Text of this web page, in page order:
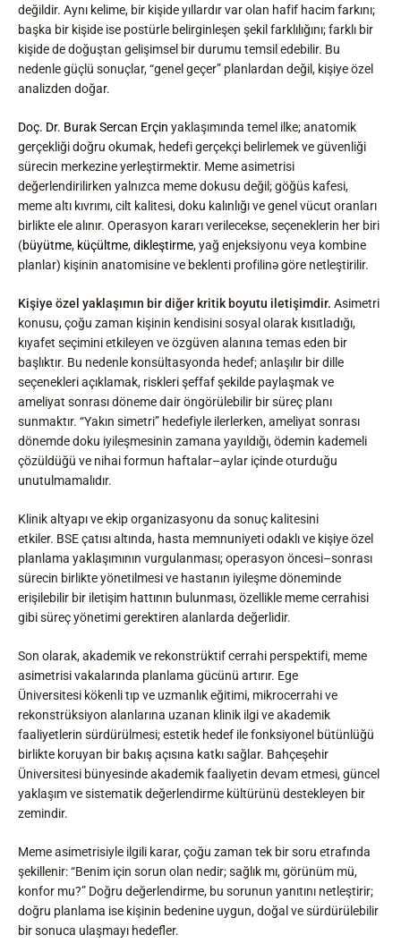
değildir. Aynı kelime, bir kişide yıllardır var olan hafif hacim farkını;
başka bir kişide ise postürle belirginleşen şekil farklılığını; farklı bir
kişide de doğuştan gelişimsel bir durumu temsil edebilir. Bu
nedenle güçlü sonuçlar, “genel geçer” planlardan değil, kişiye özel
analizden doğar.
Doç. Dr. Burak Sercan Erçin yaklaşımında temel ilke; anatomik
gerçekliği doğru okumak, hedefi gerçekçi belirlemek ve güvenliği
sürecin merkezine yerleştirmektir. Meme asimetrisi
değerlendirilirken yalnızca meme dokusu değil; göğüs kafesi,
meme altı kıvrımı, cilt kalitesi, doku kalınlığı ve genel vücut oranları
birlikte ele alınır. Operasyon kararı verilecekse, seçeneklerin her biri
(büyütme, küçültme,dikleştirme, yağ enjeksiyonu veya kombine
planlar) kişinin anatomisine ve beklenti profilinə göre netleştirilir.
Kişiye özel yaklaşımın bir diğer kritik boyutu iletişimdir. Asimetri
konusu, çoğu zaman kişinin kendisini sosyal olarak kısıtladığı,
kıyafet seçimini etkileyen ve özgüven alanına temas eden bir
başlıktır. Bu nedenle konsültasyonda hedef; anlaşılır bir dille
seçenekleri açıklamak, riskleri şeffaf şekilde paylaşmak ve
ameliyat sonrası döneme dair öngörülebilir bir süreç planı
sunmaktır. “Yakın simetri” hedefiyle ilerlerken, ameliyat sonrası
dönemde doku iyileşmesinin zamana yayıldığı, ödemin kademeli
çözüldüğü ve nihai formun haftalar–aylar içinde oturduğu
unutulmamalıdır.
Klinik altyapı ve ekip organizasyonu da sonuç kalitesini
etkiler. BSE çatısı altında, hasta memnuniyeti odaklı ve kişiye özel
planlama yaklaşımının vurgulanması; operasyon öncesi–sonrası
sürecin birlikte yönetilmesi ve hastanın iyileşme döneminde
erişilebilir bir iletişim hattının bulunması, özellikle meme cerrahisi
gibi süreç yönetimi gerektiren alanlarda değerlidir.
Son olarak, akademik ve rekonstrüktif cerrahi perspektifi, meme
asimetrisi vakalarında planlama gücünü artırır. Ege
Üniversitesi kökenli tıp ve uzmanlık eğitimi, mikrocerrahi ve
rekonstrüksiyon alanlarına uzanan klinik ilgi ve akademik
faaliyetlerin sürdürülmesi; estetik hedef ile fonksiyonel bütünlüğü
birlikte koruyan bir bakış açısına katkı sağlar. Bahçeşehir
Üniversitesi bünyesinde akademik faaliyetin devam etmesi, güncel
yaklaşım ve sistematik değerlendirme kültürünü destekleyen bir
zemindir.
Meme asimetrisiyle ilgili karar, çoğu zaman tek bir soru etrafında
şekillenir: “Benim için sorun olan nedir; sağlık mı, görünüm mü,
konfor mu?” Doğru değerlendirme, bu sorunun yanıtını netleştirir;
doğru planlama ise kişinin bedenine uygun, doğal ve sürdürülebilir
bir sonuca ulaşmayı hedefler.